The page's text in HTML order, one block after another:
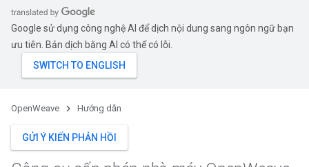
Google sử dụng công nghệ AI để dịch nội dung sang ngôn ngữ bạn
ưu tiên. Bản dịch bằng AI có thể có lỗi.
OpenWeave Hướng dẫn
GỬI Ý KIẾN PHẢN HỒI